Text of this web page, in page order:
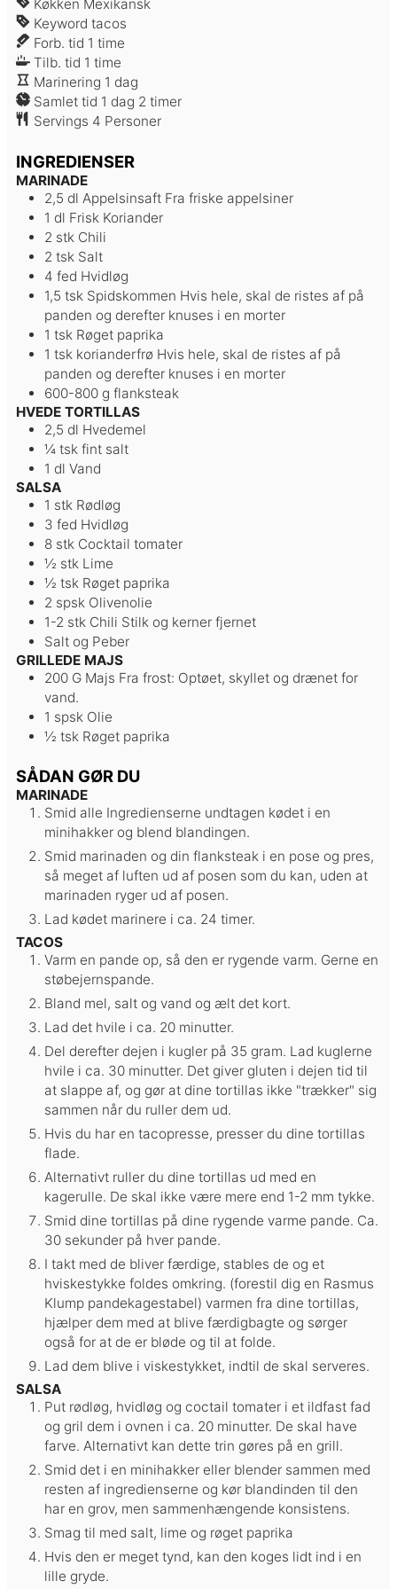
Køkken Mexikansk
Keyword tacos
Forb. tid 1 time
time
Tilb. tid 1 time
time
Marinering 1 dag
dag
Samlet tid 1 dag
dag 2 timer
timer
Servings 4 Personer
INGREDIENSER
MARINADE
2,5 dl Appelsinsaft Fra friske appelsiner
1 dl Frisk Koriander
2 stk Chili
2 tsk Salt
4 fed Hvidløg
1,5 tsk Spidskommen Hvis hele, skal de ristes af på
panden og derefter knuses i en morter
1 tsk Røget paprika
1 tsk korianderfrø Hvis hele, skal de ristes af på
panden og derefter knuses i en morter
600-800 g flanksteak
HVEDE TORTILLAS
2,5 dl Hvedemel
¼ tsk fint salt
1 dl Vand
SALSA
1 stk Rødløg
3 fed Hvidløg
8 stk Cocktail tomater
½ stk Lime
½ tsk Røget paprika
2 spsk Olivenolie
1-2 stk Chili Stilk og kerner fjernet
Salt og Peber
GRILLEDE MAJS
200 G Majs Fra frost: Optøet, skyllet og drænet for
vand.
1 spsk Olie
½ tsk Røget paprika
SÅDAN GØR DU
MARINADE
Smid alle Ingredienserne undtagen kødet i en
minihakker og blend blandingen.
Smid marinaden og din flanksteak i en pose og pres,
så meget af luften ud af posen som du kan, uden at
marinaden ryger ud af posen.
Lad kødet marinere i ca. 24 timer.
TACOS
Varm en pande op, så den er rygende varm. Gerne en
støbejernspande.
Bland mel, salt og vand og ælt det kort.
Lad det hvile i ca. 20 minutter.
Del derefter dejen i kugler på 35 gram. Lad kuglerne
hvile i ca. 30 minutter. Det giver gluten i dejen tid til
at slappe af, og gør at dine tortillas ikke "trækker" sig
sammen når du ruller dem ud.
Hvis du har en tacopresse, presser du dine tortillas
flade.
Alternativt ruller du dine tortillas ud med en
kagerulle. De skal ikke være mere end 1-2 mm tykke.
Smid dine tortillas på dine rygende varme pande. Ca.
30 sekunder på hver pande.
I takt med de bliver færdige, stables de og et
hviskestykke foldes omkring. (forestil dig en Rasmus
Klump pandekagestabel) varmen fra dine tortillas,
hjælper dem med at blive færdigbagte og sørger
også for at de er bløde og til at folde.
Lad dem blive i viskestykket, indtil de skal serveres.
SALSA
Put rødløg, hvidløg og coctail tomater i et ildfast fad
og gril dem i ovnen i ca. 20 minutter. De skal have
farve. Alternativt kan dette trin gøres på en grill.
Smid det i en minihakker eller blender sammen med
resten af ingredienserne og kør blandinden til den
har en grov, men sammenhængende konsistens.
Smag til med salt, lime og røget paprika
Hvis den er meget tynd, kan den koges lidt ind i en
lille gryde.